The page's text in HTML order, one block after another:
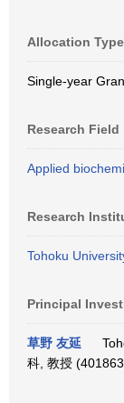
Allocation Type
Single-year
Research Field
Applied
Research
Tohoku
Principal
草野 友延
科, 教授